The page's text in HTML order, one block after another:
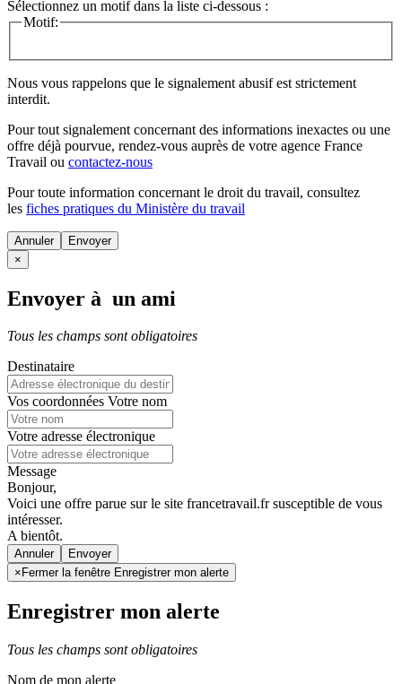
Sélectionnez un motif dans la liste ci-dessous :
Motif:
Nous vous rappelons que le signalement abusif est strictement
interdit.
Pour tout signalement concernant des informations inexactes ou une
offre déjà pourvue, rendez-vous auprès de votre agence France
Travail ou contactez-nous
Pour toute information concernant le droit du travail, consultez
les fiches pratiques du Ministère du travail
Annuler
×
Envoyer à un ami
Tous les champs sont obligatoires
Destinataire
Vos coordonnées Votre nom
Votre adresse électronique
Message
Bonjour,
Voici une offre parue sur le site francetravail.fr susceptible de vous
intéresser.
A bientôt.
Annuler
× Fermer la fenêtre Enregistrer mon alerte
Enregistrer mon alerte
Tous les champs sont obligatoires
Nom de mon alerte